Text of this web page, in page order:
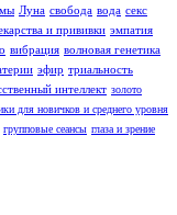
Луна свобода вода секс
и прививки эмпатия
вибрация волновая генетика
эфир триальность
интеллект золото
для новичков и среднего уровня
групповые сеансы глаза и зрение